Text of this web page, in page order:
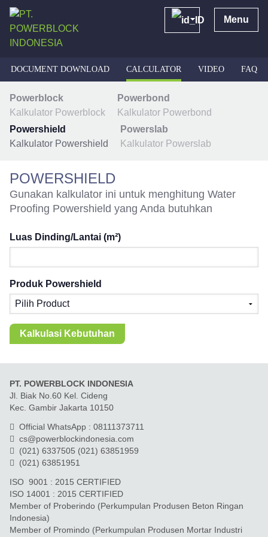
Menu
DOCUMENT DOWNLOAD CALCULATOR VIDEO FAQ
Powerblock
Kalkulator Powerblock
Powerbond
Kalkulator Powerbond
Powershield
Kalkulator Powershield
Powerslab
Kalkulator Powerslab
POWERSHIELD
Gunakan kalkulator ini untuk menghitung Water
Proofing Powershield yang Anda butuhkan
Luas Dinding/Lantai (m²)
Produk Powershield
Kalkulasi Kebutuhan
Kebutuhan
Powershield:
0
peil
atau
0
dus
Hasil
kalkulasi
adalah
estimasi
kebutuhan
PT. POWERBLOCK INDONESIA
Jl. Biak No.60 Kel. Cideng
Kec. Gambir Jakarta 10150
Official WhatsApp : 08111373711
cs@powerblockindonesia.com
(021) 6337505 (021) 63851959
(021) 63851951
ISO 9001 : 2015 CERTIFIED
ISO 14001 : 2015 CERTIFIED
Member of Proberindo (Perkumpulan Produsen Beton Ringan
Indonesia)
Member of Promindo (Perkumpulan Produsen Mortar Industri